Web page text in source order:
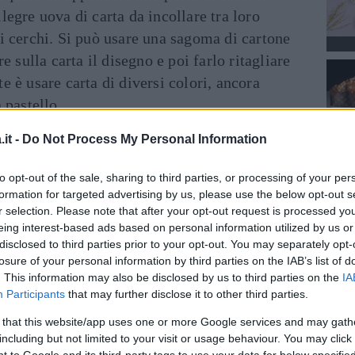
- Do Not Process My Personal Information
opt-out of the sale, sharing to third parties, or processing of your
for targeted advertising by us, please use the below opt-out
selection. Please note that after your opt-out request is processed
interest-based ads based on personal information utilized by us
to third parties prior to your opt-out. You may separately
of your personal information by third parties on the IAB’s list of
This information may also be disclosed by us to third parties on the
Participants that may further disclose it to other third parties.
that this website/app uses one or more Google services and may
but not limited to your visit or usage behaviour. You may
uova di carta da incollare tra loro
Si può usare una sagoma di cartone
sulla carta il disegno e poi farlo ritagliare
è usare carta di diversi colori, ancora
pastello.
idea simile e altrettanto facile è il
tanto buffi coniglietti. Anche in questo
sagoma di cartone di un coniglietto così
a utilizzarla, seguendo i bordi con la
coniglietti di uguale misura. Una volta
potranno incollare l’uno all’altro, oppure
su cui attaccarli per creare un festone
chi invece preferisce creare un dolce